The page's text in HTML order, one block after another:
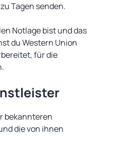
Tagen senden.
Notlage bist und das
du Western Union
für die
bekannteren
die von ihnen